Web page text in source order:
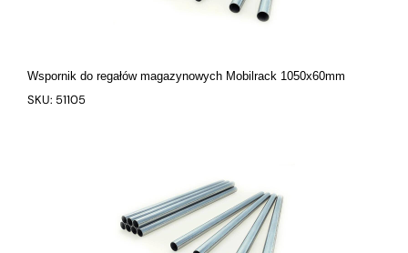
Wspornik do regałów magazynowych Mobilrack 1050x60mm
SKU: 51105